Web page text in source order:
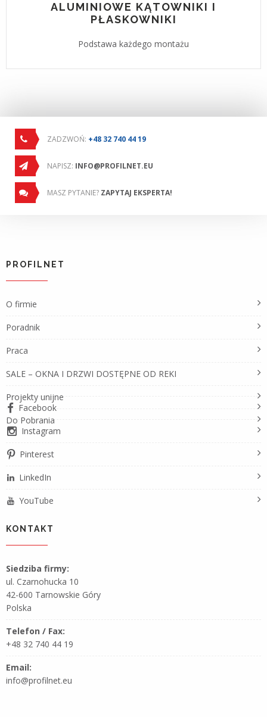
ALUMINIOWE KĄTOWNIKI I
PŁASKOWNIKI
Podstawa każdego montażu
ZADZWOŃ: +48 32 740 44 19
NAPISZ: INFO@PROFILNET.EU
MASZ PYTANIE? ZAPYTAJ EKSPERTA!
PROFILNET
O firmie
Poradnik
Praca
SALE – OKNA I DRZWI DOSTĘPNE OD REKI
Projekty unijne
Do Pobrania
Facebook
Instagram
Pinterest
LinkedIn
YouTube
KONTAKT
Siedziba firmy:
ul. Czarnohucka 10
42-600 Tarnowskie Góry
Polska
Telefon / Fax:
+48 32 740 44 19
Email:
info@profilnet.eu